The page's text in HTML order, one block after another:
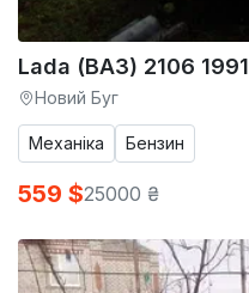
Lada (ВАЗ) 2106 1991
Новий Буг
Механіка Бензин
559 $25000 ₴